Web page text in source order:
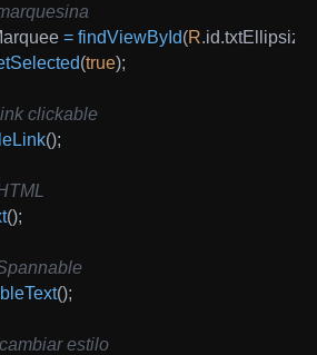
= findViewById(R.id.
(true);
clickable
();
();
();
estilo